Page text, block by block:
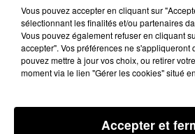
30 avril 2025 - 2 min 12 sec
LES INFOS DU LOT DU 30/
30/04/2025
Vous pouvez accepter en cliquant sur
sélectionnant les finalités et/ou partenaires
Vous pouvez également refuser en cliquant
accepter". Vos préférences ne s'appliqueront
pouvez mettre à jour vos choix, ou retirer
moment via le lien "Gérer les cookies" situé
Accepter et